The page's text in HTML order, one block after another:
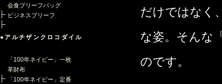
会食ブリーフバッグ
ビジネスブリーフ
●アルチザンクロコダイル
「100年ネイビー」一枚
革財布
「100年ネイビー」定番
だけではなく
な姿。そんな
のです。